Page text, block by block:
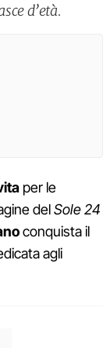
d’età.
per le
delSole 24
conquista il
agli